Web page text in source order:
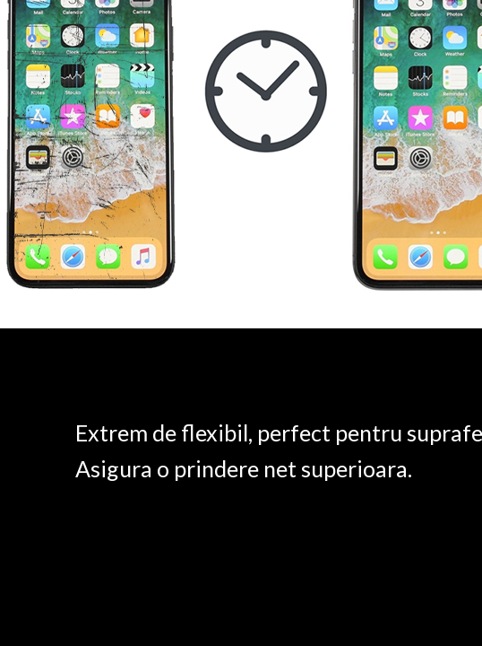
Extrem de flexibil, perfect pentru
Asigura o prindere net superioara.